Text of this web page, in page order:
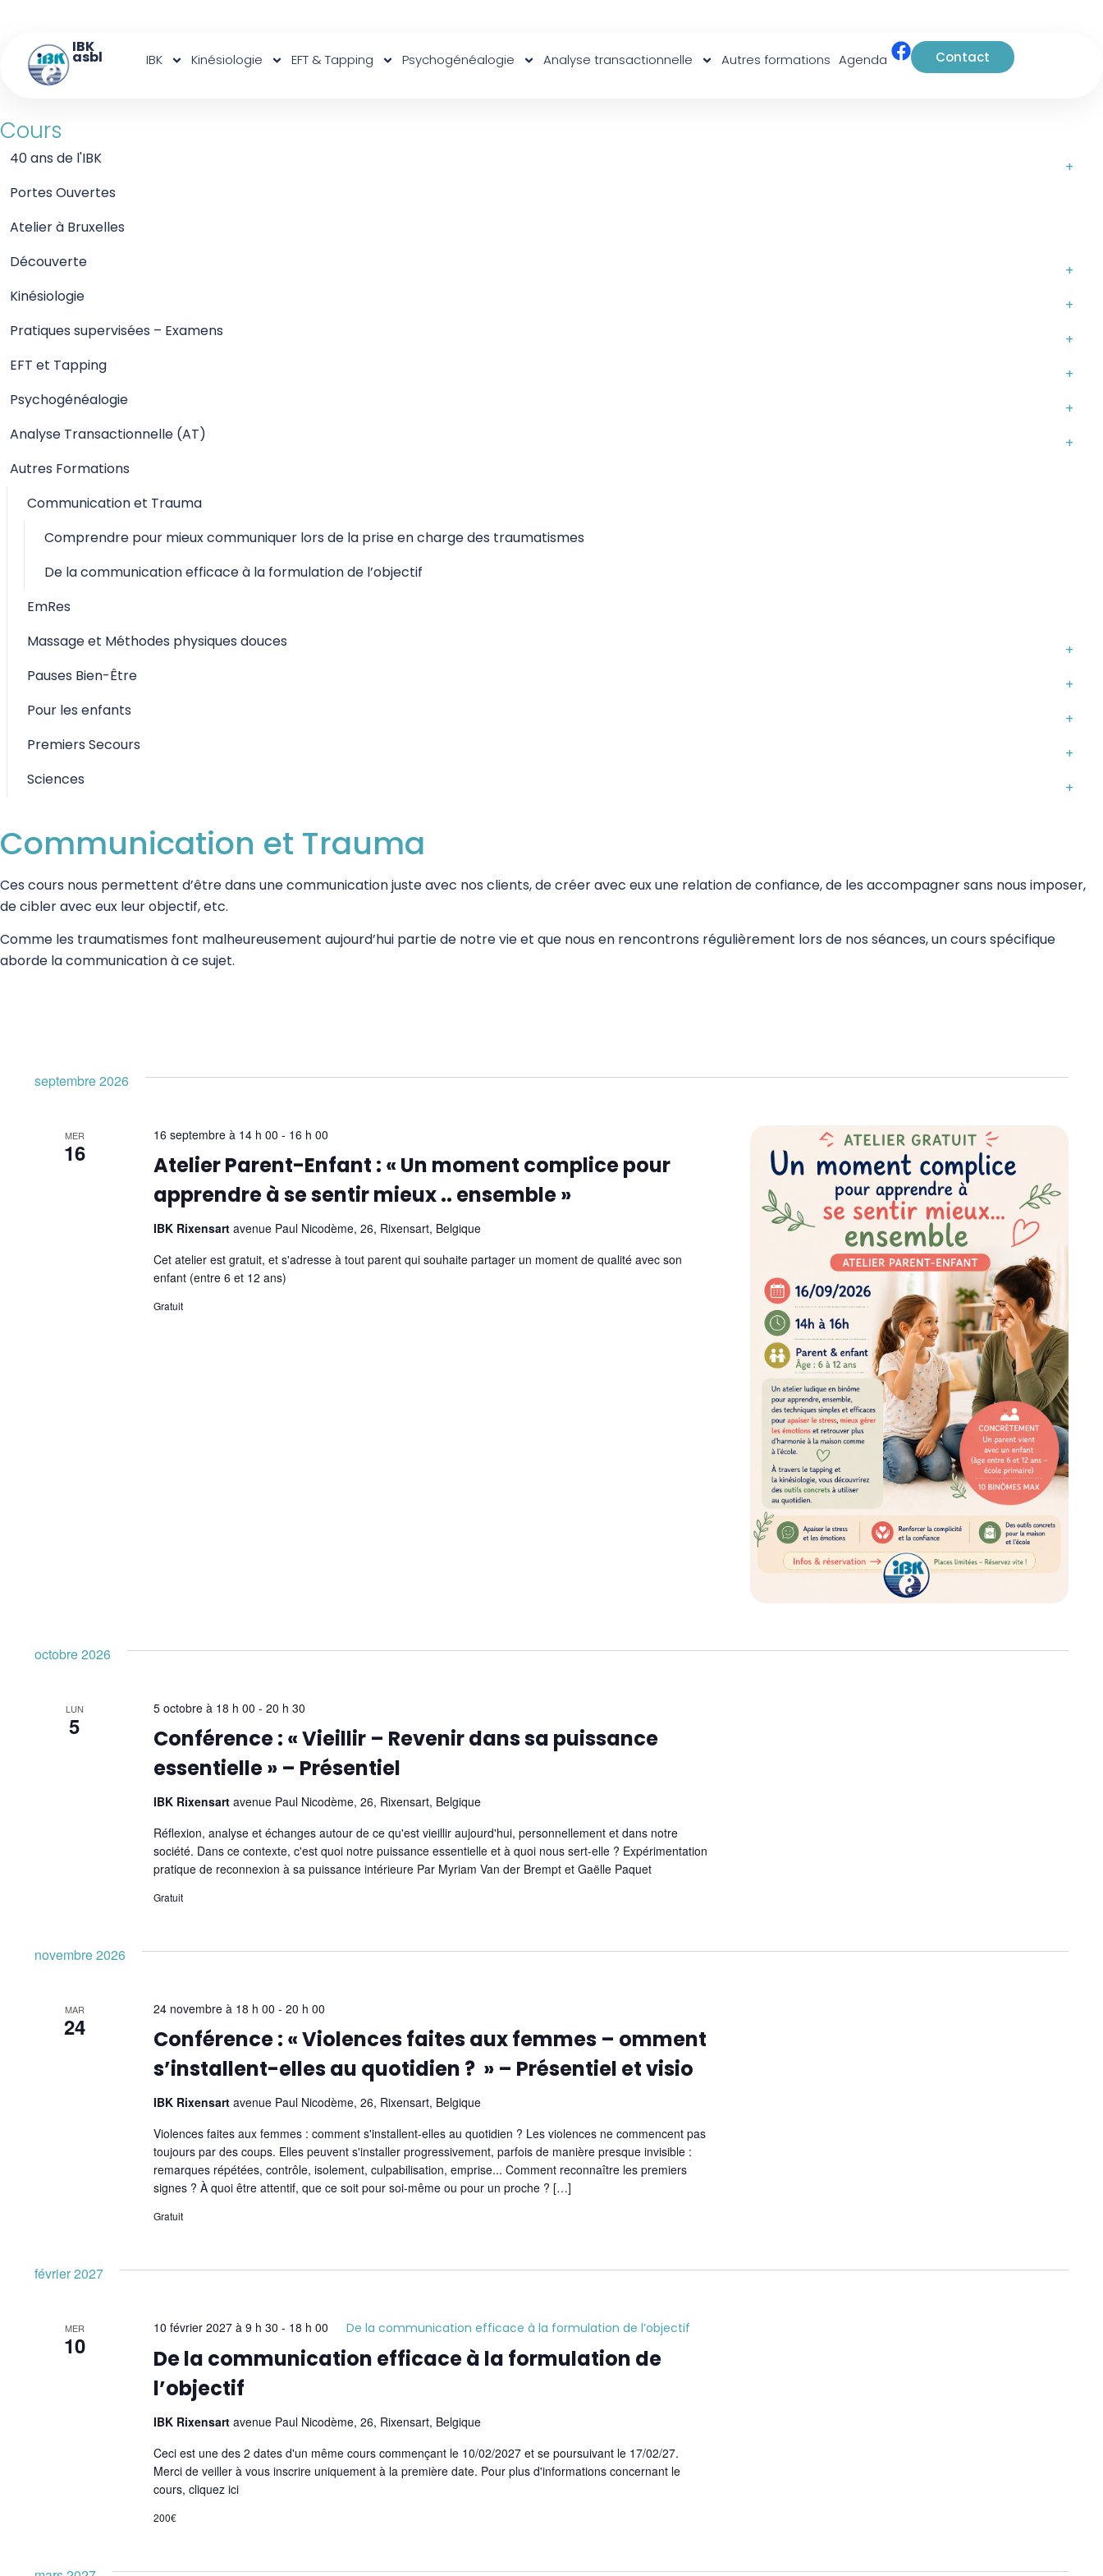
IBK
asbl IBK Kinésiologie EFT & Tapping Psychogénéalogie Analyse transactionnelle Autres formations Agenda Contact
Cours
40 ans de l'IBK
Portes Ouvertes
Atelier à Bruxelles
Découverte
Kinésiologie
Pratiques supervisées – Examens
EFT et Tapping
Psychogénéalogie
Analyse Transactionnelle (AT)
Autres Formations
Communication et Trauma
Comprendre pour mieux communiquer lors de la prise en charge des traumatismes
De la communication efficace à la formulation de l’objectif
EmRes
Massage et Méthodes physiques douces
Pauses Bien-Être
Pour les enfants
Premiers Secours
Sciences
Communication et Trauma
Ces cours nous permettent d’être dans une communication juste avec nos clients, de créer avec eux une relation de confiance, de les accompagner sans nous imposer,
de cibler avec eux leur objectif, etc.
Comme les traumatismes font malheureusement aujourd’hui partie de notre vie et que nous en rencontrons régulièrement lors de nos séances, un cours spécifique
aborde la communication à ce sujet.
septembre 2026
MER
16
Atelier Parent-Enfant : « Un moment complice pour
apprendre à se sentir mieux .. ensemble »
16 septembre à 14 h 00 - 16 h 00
IBK Rixensartavenue Paul Nicodème, 26, Rixensart, Belgique
Cet atelier est gratuit, et s'adresse à tout parent qui souhaite partager un moment de qualité avec son
enfant (entre 6 et 12 ans)
Gratuit
octobre 2026
LUN
5
Conférence : « Vieillir – Revenir dans sa puissance
essentielle » – Présentiel
5 octobre à 18 h 00 -20 h 30
IBK Rixensartavenue Paul Nicodème, 26, Rixensart, Belgique
Réflexion, analyse et échanges autour de ce qu'est vieillir aujourd'hui, personnellement et dans notre
société. Dans ce contexte, c'est quoi notre puissance essentielle et à quoi nous sert-elle ? Expérimentation
pratique de reconnexion à sa puissance intérieure Par Myriam Van der Brempt et Gaëlle Paquet
Gratuit
novembre 2026
MAR
24
Conférence : « Violences faites aux femmes – omment
s’installent-elles au quotidien ? » – Présentiel et visio
24 novembre à 18 h 00 -20 h 00
IBK Rixensartavenue Paul Nicodème, 26, Rixensart, Belgique
Violences faites aux femmes : comment s'installent-elles au quotidien ? Les violences ne commencent pas
toujours par des coups. Elles peuvent s'installer progressivement, parfois de manière presque invisible :
remarques répétées, contrôle, isolement, culpabilisation, emprise... Comment reconnaître les premiers
signes ? À quoi être attentif, que ce soit pour soi-même ou pour un proche ? […]
Gratuit
février 2027
MER
10
De la communication efficace à la formulation de
l’objectif
10 février 2027 à 9 h 30 - 18 h 00 De la communication efficace à la formulation de l’objectif
IBK Rixensartavenue Paul Nicodème, 26, Rixensart, Belgique
Ceci est une des 2 dates d'un même cours commençant le 10/02/2027 et se poursuivant le 17/02/27.
Merci de veiller à vous inscrire uniquement à la première date. Pour plus d'informations concernant le
cours, cliquez ici
200€